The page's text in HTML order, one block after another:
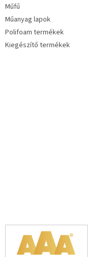
Műfű
Műanyag lapok
Polifoam termékek
Kiegészítő termékek